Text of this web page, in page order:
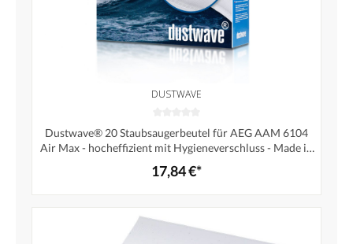
DUSTWAVE
Dustwave® 20 Staubsaugerbeutel für AEG AAM 6104
Air Max - hocheffizient mit Hygieneverschluss - Made in
Germany
17,84 €*